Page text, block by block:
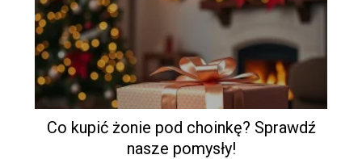
Co kupić żonie pod choinkę? Sprawdź
nasze pomysły!